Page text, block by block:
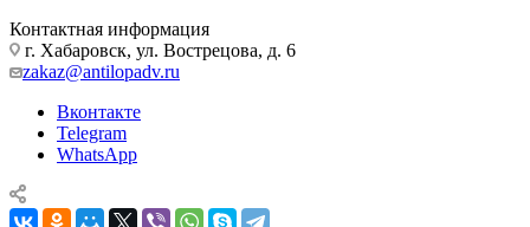
Контактная информация
г. Хабаровск, ул. Вострецова, д. 6
zakaz@antilopadv.ru
Вконтакте
Telegram
WhatsApp